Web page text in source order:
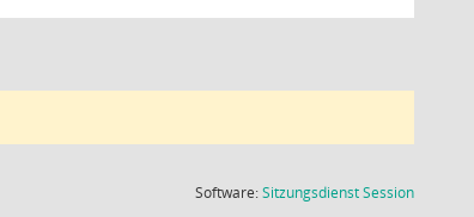
Software:SitzungsdienstSession(Wird in